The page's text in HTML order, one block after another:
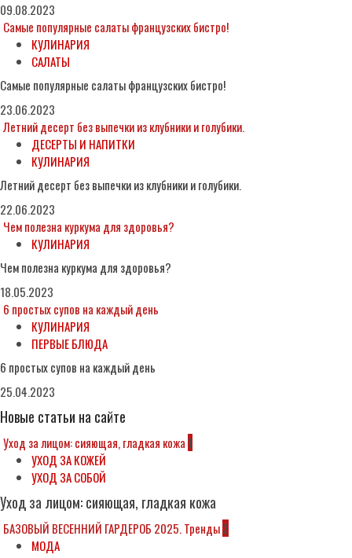
09.08.2023
Самые популярные салаты французских бистро!
КУЛИНАРИЯ
САЛАТЫ
Самые популярные салаты французских бистро!
23.06.2023
Летний десерт без выпечки из клубники и голубики.
ДЕСЕРТЫ И НАПИТКИ
КУЛИНАРИЯ
Летний десерт без выпечки из клубники и голубики.
22.06.2023
Чем полезна куркума для здоровья?
КУЛИНАРИЯ
Чем полезна куркума для здоровья?
18.05.2023
6 простых супов на каждый день
КУЛИНАРИЯ
ПЕРВЫЕ БЛЮДА
6 простых супов на каждый день
25.04.2023
Новые статьи на сайте
Уход за лицом: сияющая, гладкая кожа 1
УХОД ЗА КОЖЕЙ
УХОД ЗА СОБОЙ
Уход за лицом: сияющая, гладкая кожа
БАЗОВЫЙ ВЕСЕННИЙ ГАРДЕРОБ 2025. Тренды2
МОДА